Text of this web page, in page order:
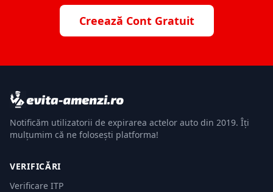
Creează Cont Gratuit
Notificăm utilizatorii de expirarea actelor auto din 2019. Îți
mulțumim că ne folosești platforma!
VERIFICĂRI
Verificare ITP